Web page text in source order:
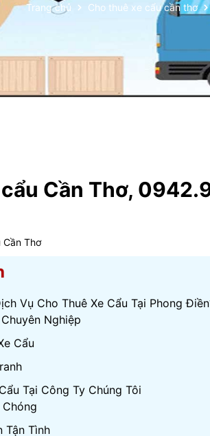
Trang chủ Cho thuê xe cẩu cần thơ
Cần Thơ,
Cần Thơ
Vụ Cho Thuê Xe Cẩu Tại Phong
Nghiệp
Cẩu
Tại Công Ty Chúng Tôi
Chóng
Tận Tình